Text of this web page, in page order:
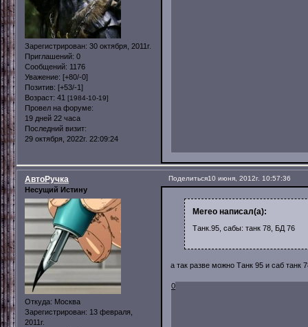
Зарегистрирован: 30 октября, 2011г.
Приглашений: 0
Сообщений: 1176
Уважение: [+80/-0]
Позитив: [+53/-1]
Возраст: 41 [1984-10-19]
Провел на форуме:
19 дней 22 часа
Последний визит:
29 октября, 2022г. 22:09:24
Поделиться10 июня, 2012г. 10:57:36
АвтоРучка
Несущий Истину
Откуда: Москва
Зарегистрирован: 13 февраля,
2011г.
Mereo написал(а):
Танк.95, сабы: танк 78, БД 76
а так разве можно Танк 95 и саб танк
0